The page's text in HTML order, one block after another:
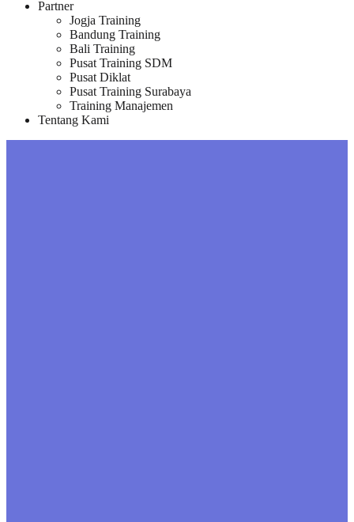
Partner
Jogja Training
Bandung Training
Bali Training
Pusat Training SDM
Pusat Diklat
Pusat Training Surabaya
Training Manajemen
Tentang Kami